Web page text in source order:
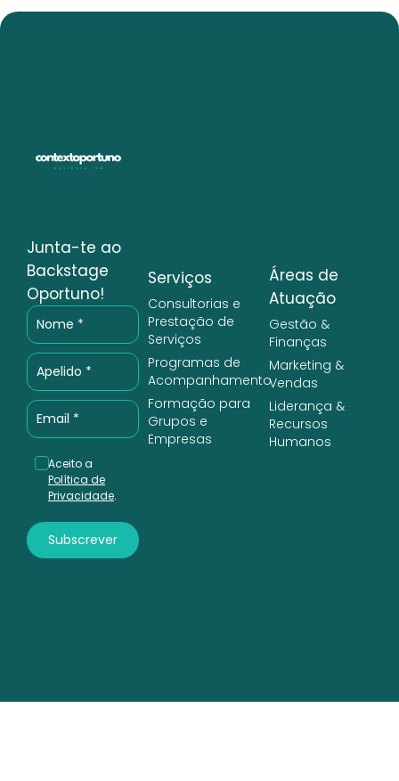
Junta-te ao
Backstage
Oportuno!
Aceito a
Política de
Privacidade.
Subscrever
Serviços
Consultorias e
Prestação de
Serviços
Programas de
Acompanhamento
Formação para
Grupos e
Empresas
Áreas de
Atuação
Gestão &
Finanças
Marketing &
Vendas
Liderança &
Recursos
Humanos